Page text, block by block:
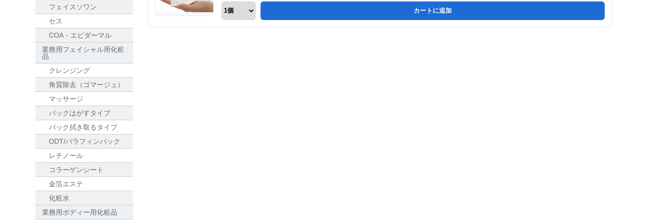
カートに追加
フェイスソワン
セス
COA・エピダーマル
業務用フェイシャル用化粧
品
クレンジング
角質除去（ゴマージュ）
マッサージ
パックはがすタイプ
パック拭き取るタイプ
ODT/パラフィンパック
レチノール
コラーゲンシート
金箔エステ
化粧水
業務用ボディー用化粧品